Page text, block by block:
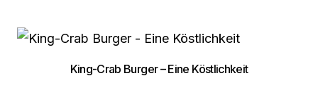
King-Crab Burger – Eine Köstlichkeit